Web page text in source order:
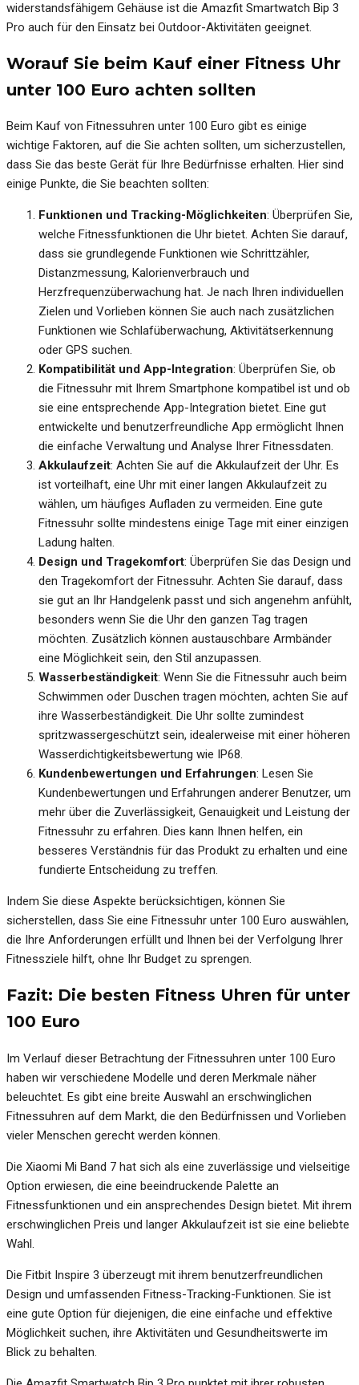
widerstandsfähigem Gehäuse ist die Amazfit Smartwatch Bip 3
Pro auch für den Einsatz bei Outdoor-Aktivitäten geeignet.
Worauf Sie beim Kauf einer Fitness Uhr
unter 100 Euro achten sollten
Beim Kauf von Fitnessuhren unter 100 Euro gibt es einige
wichtige Faktoren, auf die Sie achten sollten, um sicherzustellen,
dass Sie das beste Gerät für Ihre Bedürfnisse erhalten. Hier sind
einige Punkte, die Sie beachten sollten:
Funktionen und Tracking-Möglichkeiten: Überprüfen Sie,
welche Fitnessfunktionen die Uhr bietet. Achten Sie darauf,
dass sie grundlegende Funktionen wie Schrittzähler,
Distanzmessung, Kalorienverbrauch und
Herzfrequenzüberwachung hat. Je nach Ihren individuellen
Zielen und Vorlieben können Sie auch nach zusätzlichen
Funktionen wie Schlafüberwachung, Aktivitätserkennung
oder GPS suchen.
Kompatibilität und App-Integration: Überprüfen Sie, ob
die Fitnessuhr mit Ihrem Smartphone kompatibel ist und ob
sie eine entsprechende App-Integration bietet. Eine gut
entwickelte und benutzerfreundliche App ermöglicht Ihnen
die einfache Verwaltung und Analyse Ihrer Fitnessdaten.
Akkulaufzeit: Achten Sie auf die Akkulaufzeit der Uhr. Es
ist vorteilhaft, eine Uhr mit einer langen Akkulaufzeit zu
wählen, um häufiges Aufladen zu vermeiden. Eine gute
Fitnessuhr sollte mindestens einige Tage mit einer einzigen
Ladung halten.
Design und Tragekomfort: Überprüfen Sie das Design und
den Tragekomfort der Fitnessuhr. Achten Sie darauf, dass
sie gut an Ihr Handgelenk passt und sich angenehm anfühlt,
besonders wenn Sie die Uhr den ganzen Tag tragen
möchten. Zusätzlich können austauschbare Armbänder
eine Möglichkeit sein, den Stil anzupassen.
Wasserbeständigkeit: Wenn Sie die Fitnessuhr auch beim
Schwimmen oder Duschen tragen möchten, achten Sie auf
ihre Wasserbeständigkeit. Die Uhr sollte zumindest
spritzwassergeschützt sein, idealerweise mit einer höheren
Wasserdichtigkeitsbewertung wie IP68.
Kundenbewertungen und Erfahrungen: Lesen Sie
Kundenbewertungen und Erfahrungen anderer Benutzer, um
mehr über die Zuverlässigkeit, Genauigkeit und Leistung der
Fitnessuhr zu erfahren. Dies kann Ihnen helfen, ein
besseres Verständnis für das Produkt zu erhalten und eine
fundierte Entscheidung zu treffen.
Indem Sie diese Aspekte berücksichtigen, können Sie
sicherstellen, dass Sie eine Fitnessuhr unter 100 Euro auswählen,
die Ihre Anforderungen erfüllt und Ihnen bei der Verfolgung Ihrer
Fitnessziele hilft, ohne Ihr Budget zu sprengen.
Fazit: Die besten Fitness Uhren für unter
100 Euro
Im Verlauf dieser Betrachtung der Fitnessuhren unter 100 Euro
haben wir verschiedene Modelle und deren Merkmale näher
beleuchtet. Es gibt eine breite Auswahl an erschwinglichen
Fitnessuhren auf dem Markt, die den Bedürfnissen und Vorlieben
vieler Menschen gerecht werden können.
Die Xiaomi Mi Band 7 hat sich als eine zuverlässige und vielseitige
Option erwiesen, die eine beeindruckende Palette an
Fitnessfunktionen und ein ansprechendes Design bietet. Mit ihrem
erschwinglichen Preis und langer Akkulaufzeit ist sie eine beliebte
Wahl.
Die Fitbit Inspire 3 überzeugt mit ihrem benutzerfreundlichen
Design und umfassenden Fitness-Tracking-Funktionen. Sie ist
eine gute Option für diejenigen, die eine einfache und effektive
Möglichkeit suchen, ihre Aktivitäten und Gesundheitswerte im
Blick zu behalten.